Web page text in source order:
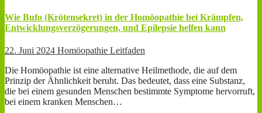
Wie Bufo (Krötensekret) in der Homöopathie bei Krämpfen,
Entwicklungsverzögerungen, und Epilepsie helfen kann
22. Juni 2024 Homöopathie Leitfaden
Die Homöopathie ist eine alternative Heilmethode, die auf dem
Prinzip der Ähnlichkeit beruht. Das bedeutet, dass eine Substanz,
die bei einem gesunden Menschen bestimmte Symptome hervorruft,
bei einem kranken Menschen…